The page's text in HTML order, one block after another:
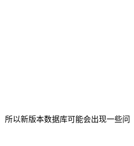
以新版本数据库可能会出现一些问